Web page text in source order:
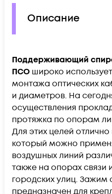
Описание
Поддерживающий
ПСО широко
монтажа оптических
и диаметров. На
осуществления
протяжка по опорам
Для этих целей
который можно
воздушных линий
также на опорах связи
городских улиц.
предназначен для